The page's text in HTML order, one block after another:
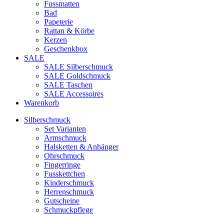
Fussmatten
Bad
Papeterie
Rattan & Körbe
Kerzen
Geschenkbox
SALE
SALE Silberschmuck
SALE Goldschmuck
SALE Taschen
SALE Accessoires
Warenkorb
Silberschmuck
Set Varianten
Armschmuck
Halsketten & Anhänger
Ohrschmuck
Fingerringe
Fusskettchen
Kinderschmuck
Herrenschmuck
Gutscheine
Schmuckpflege